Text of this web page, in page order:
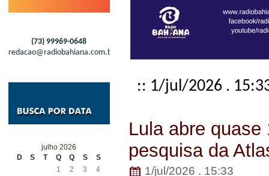
(73) 99969-0648
redacao@radiobahiana.com.br
julho 2026
D
S T Q Q S
S
1
2 3
4
:: 1/jul/2026 .
Lula abre
pesquisa da
1/jul/2026 . 15:33